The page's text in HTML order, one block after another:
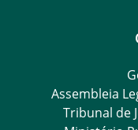
Assembleia
Tribunal de